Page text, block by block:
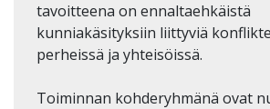
tavoitteena on ennaltaehkäistä
kunniakäsityksiin liittyviä
perheissä ja yhteisöissä.
Toiminnan kohderyhmänä ovat